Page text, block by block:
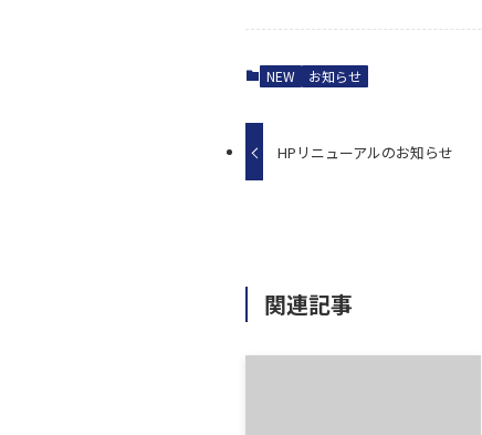
NEW お知らせ
HPリニューアルのお知らせ
関連記事